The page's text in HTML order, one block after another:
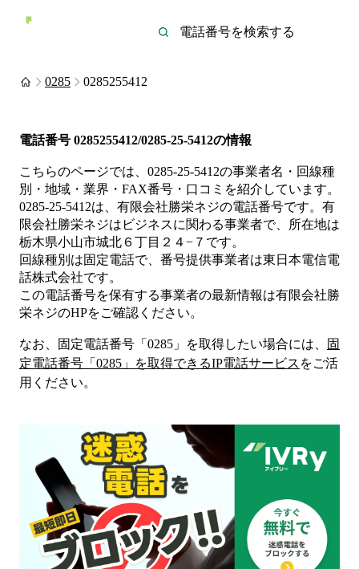
0285 0285255412
電話番号 0285255412/0285-25-5412の情報
こちらのページでは、 0285-25-5412の事業者名・回線種
別・地域・業界・FAX番号・口コミを紹介しています。
0285-25-5412は、 有限会社勝栄ネジの電話番号です。 有
限会社勝栄ネジは ビジネスに関わる事業者で、所在地は
栃木県小山市城北６丁目２４−７ です。
回線種別は固定電話で、番号提供事業者は東日本電信電
話株式会社です。
この電話番号を保有する事業者の最新情報は有限会社勝
栄ネジのHPをご確認ください。
なお、固定電話番号「 0285 」を取得したい場合には、
固
定電話番号「 0285 」を取得できるIP電話サービス をご活
用ください。